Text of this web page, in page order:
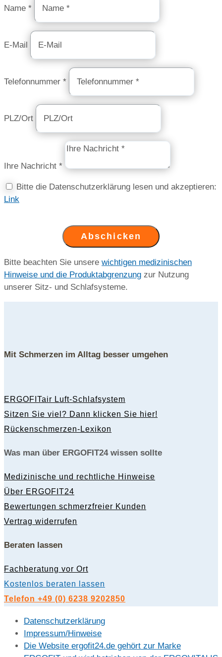
Name *
E-Mail
Telefonnummer *
PLZ/Ort
Ihre Nachricht *
Bitte die Datenschutzerklärung lesen und akzeptieren:
Link
Abschicken
Bitte beachten Sie unsere wichtigen medizinischen
Hinweise und die Produktabgrenzung zur Nutzung
unserer Sitz- und Schlafsysteme.
Mit Schmerzen im Alltag besser umgehen
ERGOFITair Luft-Schlafsystem
Sitzen Sie viel? Dann klicken Sie hier!
Rückenschmerzen-Lexikon
Was man über ERGOFIT24 wissen sollte
Medizinische und rechtliche Hinweise
Über ERGOFIT24
Bewertungen schmerzfreier Kunden
Vertrag widerrufen
Beraten lassen
Fachberatung vor Ort
Kostenlos beraten lassen
Telefon +49 (0) 6238 9202850
Datenschutzerklärung
Impressum/Hinweise
Die Website ergofit24.de gehört zur Marke